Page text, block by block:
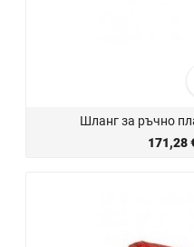
Шланг за ръчно
171,28